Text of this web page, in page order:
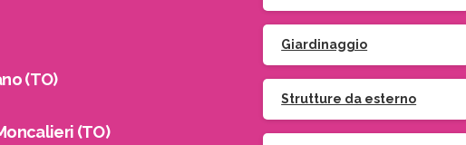
(TO)
(TO)
Giardinaggio
Strutture da esterno